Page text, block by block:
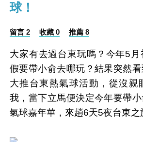
球！
留言 2 收藏 0 推薦 8
大家有去過台東玩嗎？今年5
假要帶小俞去哪玩？結果突然
大推台東熱氣球活動，從沒親
我，當下立馬便決定今年要帶
氣球嘉年華，來趟6天5夜台東之